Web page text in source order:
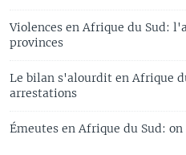
Violences en Afrique du Sud:
provinces
Le bilan s'alourdit en Afrique
arrestations
Émeutes en Afrique du Sud: